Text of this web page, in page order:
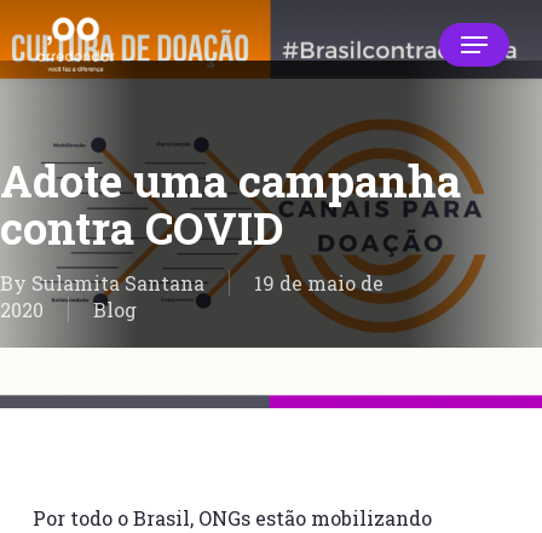
to
main
Menu
Adote uma campanha
contra COVID
By Sulamita Santana
19 de maio de
2020
Blog
Por todo o Brasil, ONGs estão mobilizando
Close